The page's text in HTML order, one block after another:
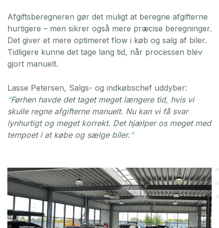
Afgiftsberegneren gør det muligt at beregne afgifterne
hurtigere – men sikrer også mere præcise beregninger.
Det giver et mere optimeret flow i køb og salg af biler.
Tidligere kunne det tage lang tid, når processen blev
gjort manuelt.
Lasse Petersen, Salgs- og indkøbschef uddyber:
“Førhen havde det taget meget længere tid, hvis vi
skulle regne afgifterne manuelt. Nu kan vi få svar
lynhurtigt og meget korrekt. Det hjælper os meget med
tempoet i at købe og sælge biler. “